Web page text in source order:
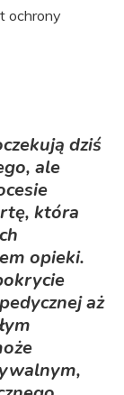
ochrony
dziś
ale
która
opieki.
aż